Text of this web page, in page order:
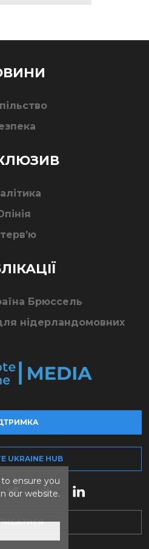
ensure you
our website.
Брюссель
нідерландомовних
UKRAINE HUB